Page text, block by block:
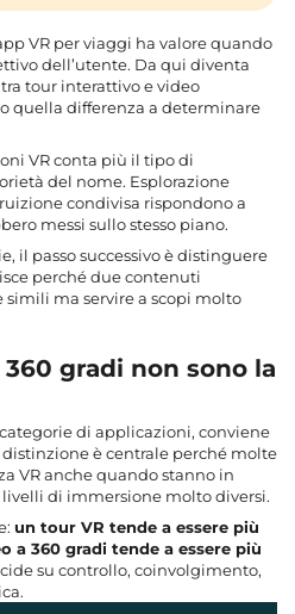
VR per viaggi ha valore quando
dell’utente. Da qui diventa
tour interattivo e video
quella differenza a determinare
VR conta più il tipo di
del nome. Esplorazione
condivisa rispondono a
messi sullo stesso piano.
il passo successivo è distinguere
perché due contenuti
simili ma servire a scopi molto
gradi non sono la
di applicazioni, conviene
è centrale perché molte
VR anche quando stanno in
di immersione molto diversi.
un tour VR tende a essere più
a 360 gradi tende a essere più
su controllo, coinvolgimento,